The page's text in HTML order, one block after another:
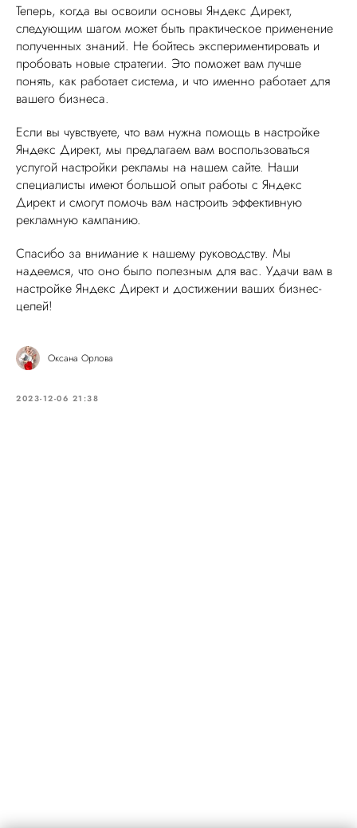
Теперь, когда вы освоили основы Яндекс Директ,
следующим шагом может быть практическое применение
полученных знаний. Не бойтесь экспериментировать и
пробовать новые стратегии. Это поможет вам лучше
понять, как работает система, и что именно работает для
вашего бизнеса.
Если вы чувствуете, что вам нужна помощь в настройке
Яндекс Директ, мы предлагаем вам воспользоваться
услугой настройки рекламы на нашем сайте. Наши
специалисты имеют большой опыт работы с Яндекс
Директ и смогут помочь вам настроить эффективную
рекламную кампанию.
Спасибо за внимание к нашему руководству. Мы
надеемся, что оно было полезным для вас. Удачи вам в
настройке Яндекс Директ и достижении ваших бизнес-
целей!
Оксана Орлова
2023-12-06 21:38